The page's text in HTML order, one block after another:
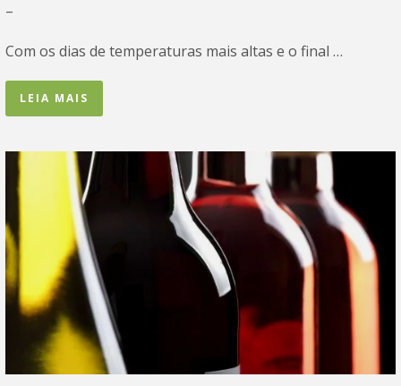
–
Com os dias de temperaturas mais altas e o final …
LEIA MAIS